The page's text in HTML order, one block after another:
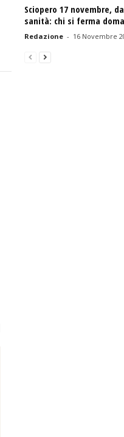
Sciopero 17 novembre,
sanità: chi si ferma
Redazione - 16 Novembre